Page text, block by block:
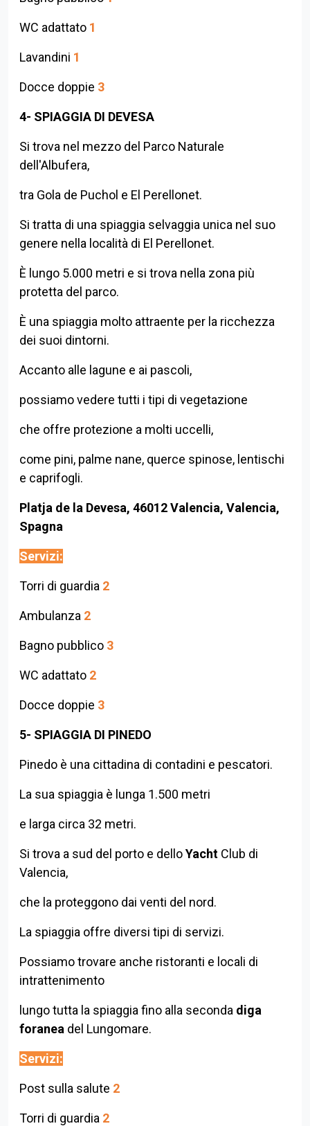
WC adattato 1
Lavandini 1
Docce doppie 3
4- SPIAGGIA DI DEVESA
Si trova nel mezzo del Parco Naturale
dell'Albufera,
tra Gola de Puchol e El Perellonet.
Si tratta di una spiaggia selvaggia unica nel suo
genere nella località di El Perellonet.
È lungo 5.000 metri e si trova nella zona più
protetta del parco.
È una spiaggia molto attraente per la ricchezza
dei suoi dintorni.
Accanto alle lagune e ai pascoli,
possiamo vedere tutti i tipi di vegetazione
che offre protezione a molti uccelli,
come pini, palme nane, querce spinose, lentischi
e caprifogli.
Platja de la Devesa, 46012 Valencia, Valencia,
Spagna
Servizi:
Torri di guardia 2
Ambulanza 2
Bagno pubblico 3
WC adattato 2
Docce doppie 3
5- SPIAGGIA DI PINEDO
Pinedo è una cittadina di contadini e pescatori.
La sua spiaggia è lunga 1.500 metri
e larga circa 32 metri.
Si trova a sud del porto e delloYacht Club di
Valencia,
che la proteggono dai venti del nord.
La spiaggia offre diversi tipi di servizi.
Possiamo trovare anche ristoranti e locali di
intrattenimento
lungo tutta la spiaggia fino alla seconda diga
foranea del Lungomare.
Servizi:
Post sulla salute 2
Torri di guardia 2